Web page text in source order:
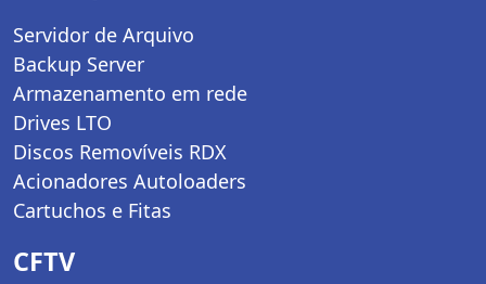
Servidor de Arquivo
Backup Server
Armazenamento em rede
Drives LTO
Discos Removíveis RDX
Acionadores Autoloaders
Cartuchos e Fitas
CFTV